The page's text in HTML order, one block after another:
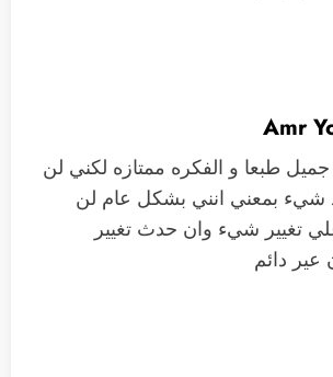
Amr
جميل طبعا و الفكره ممتازه لكني لن
شيء بمعني انني بشكل عام لن
تغيير شيء وان حدث تغيير
دائم